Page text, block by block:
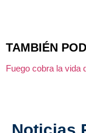
TAMBIÉN
Fuego cobra la vida